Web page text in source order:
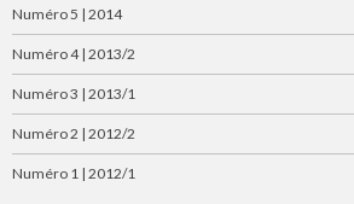
Numéro 5 | 2014
Numéro 4 | 2013/2
Numéro 3 | 2013/1
Numéro 2 | 2012/2
Numéro 1 | 2012/1